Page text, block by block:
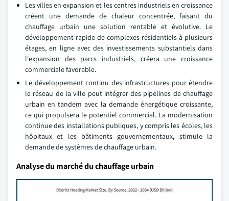
Les villes en expansion et les centres industriels en croissance
créent une demande de chaleur concentrée, faisant du
chauffage urbain une solution rentable et évolutive. Le
développement rapide de complexes résidentiels à plusieurs
étages, en ligne avec des investissements substantiels dans
l'expansion des parcs industriels, créera une croissance
commerciale favorable.
Le développement continu des infrastructures pour étendre
le réseau de la ville peut intégrer des pipelines de chauffage
urbain en tandem avec la demande énergétique croissante,
ce qui propulsera le potentiel commercial. La modernisation
continue des installations publiques, y compris les écoles, les
hôpitaux et les bâtiments gouvernementaux, stimule la
demande de systèmes de chauffage urbain.
Analyse du marché du chauffage urbain